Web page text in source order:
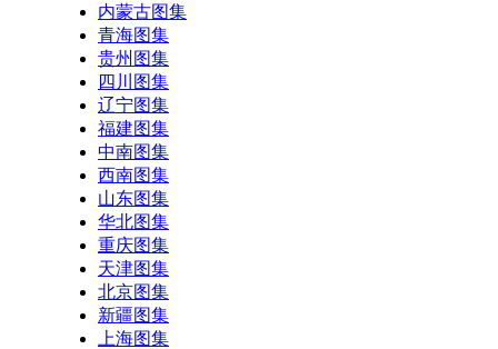
内蒙古图集
青海图集
贵州图集
四川图集
辽宁图集
福建图集
中南图集
西南图集
山东图集
华北图集
重庆图集
天津图集
北京图集
新疆图集
上海图集